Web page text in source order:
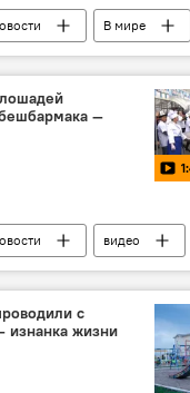
В мире
Индия
история
вор
—
видео
Мультимедиа
с
изнанка жизни